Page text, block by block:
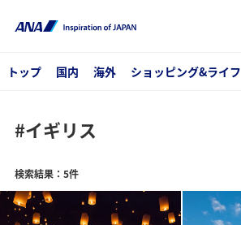
トップ 国内 海外 ショッピング&ライフ
#イギリス
検索結果：5件